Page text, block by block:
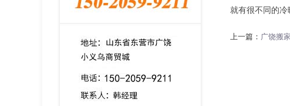
就有很不同的冷
上一篇： 广饶搬